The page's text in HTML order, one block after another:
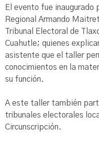
El evento fue inaugurado
Regional Armando
Tribunal Electoral de
Cuahutle; quienes
asistente que el taller
conocimientos en la
su función.
A este taller también
tribunales electorales
Circunscripción.